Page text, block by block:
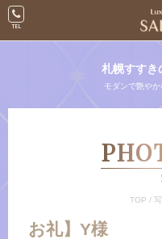
札幌すすき
モダンで艶や
TOP /
お礼】Y様